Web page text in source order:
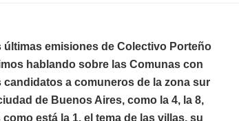
últimas emisiones de Colectivo Porteño
hablando sobre las Comunas con
candidatos a comuneros de la zona sur
de Buenos Aires, como la 4, la 8,
está la 1, el tema de las villas, su